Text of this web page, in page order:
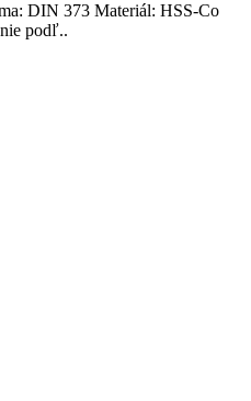
DIN 373 Materiál: HSS-Co
podľ..